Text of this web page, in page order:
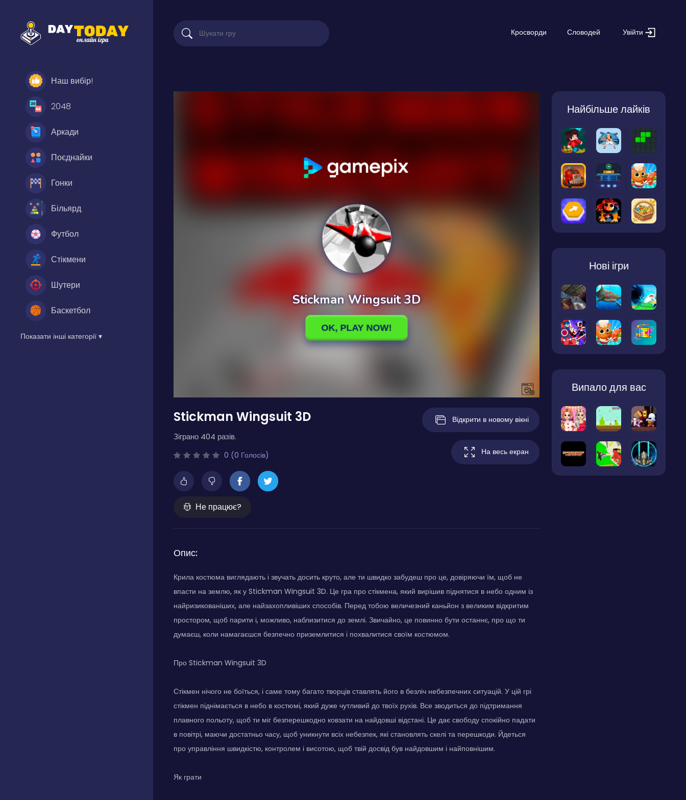
Наш вибір!
2048
Аркади
Поєднайки
Гонки
Більярд
Футбол
Стікмени
Шутери
Баскетбол
Показати інші категорії ▾
Кросворди Словодей Увійти
Stickman Wingsuit 3D
Зіграно 404 разів.
0 (0 Голосів)
Не працює?
Відкрити в новому вікні
На весь екран
Опис:
Крила костюма виглядають і звучать досить круто, але ти швидко забудеш про це, довіряючи їм, щоб не
впасти на землю, як у Stickman Wingsuit 3D. Це гра про стікмена, який вирішив піднятися в небо одним із
найризикованіших, але найзахопливіших способів. Перед тобою величезний каньйон з великим відкритим
простором, щоб парити і, можливо, наблизитися до землі. Звичайно, це повинно бути останнє, про що ти
думаєш, коли намагаєшся безпечно приземлитися і похвалитися своїм костюмом.
Про Stickman Wingsuit 3D
Стікмен нічого не боїться, і саме тому багато творців ставлять його в безліч небезпечних ситуацій. У цій грі
стікмен піднімається в небо в костюмі, який дуже чутливий до твоїх рухів. Все зводиться до підтримання
плавного польоту, щоб ти міг безперешкодно ковзати на найдовші відстані. Це дає свободу спокійно падати
в повітрі, маючи достатньо часу, щоб уникнути всіх небезпек, які становлять скелі та перешкоди. Йдеться
про управління швидкістю, контролем і висотою, щоб твій досвід був найдовшим і найповнішим.
Як грати
Найбільше лайків
Нові ігри
Випало для вас